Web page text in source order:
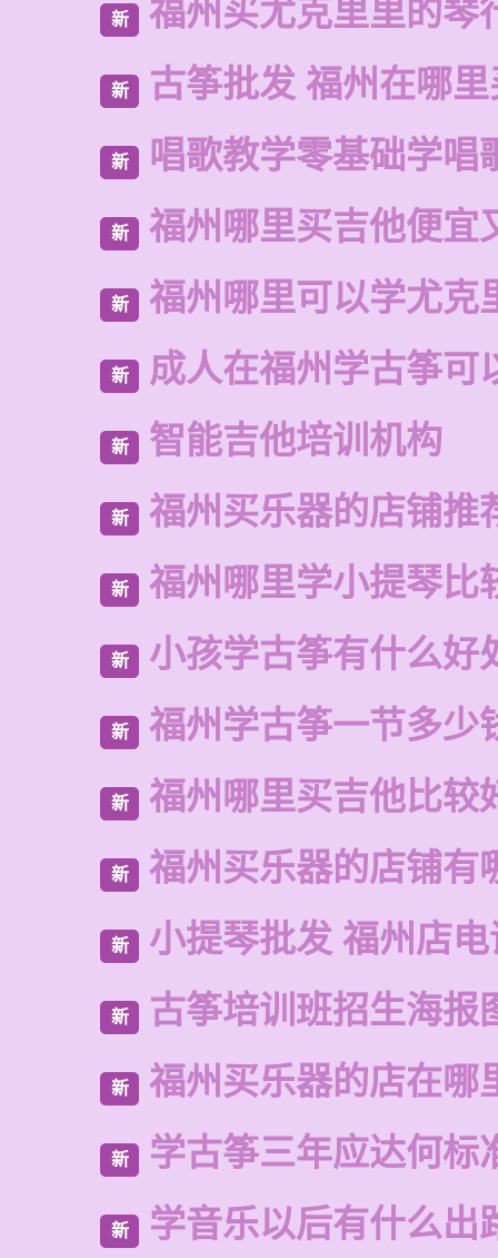
新 福州买尤克里里的琴
新 古筝批发 福州在哪
新 唱歌教学零基础学唱
新 福州哪里买吉他便宜
新 福州哪里可以学尤克
新 成人在福州学古筝可
新 智能吉他培训机构
新 福州买乐器的店铺推
新 福州哪里学小提琴比
新 小孩学古筝有什么好
新 福州学古筝一节多少
新 福州哪里买吉他比较
新 福州买乐器的店铺有
新 小提琴批发 福州店
新 古筝培训班招生海报
新 福州买乐器的店在哪
新 学古筝三年应达何标
新 学音乐以后有什么出